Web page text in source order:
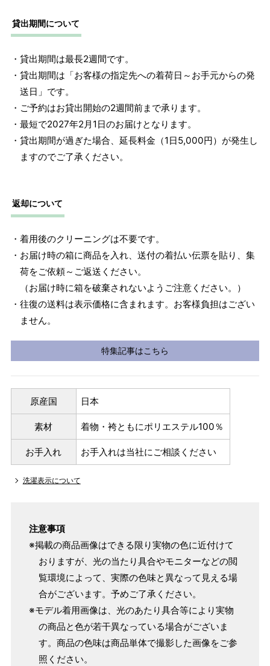
貸出期間について
・貸出期間は最長2週間です。
・貸出期間は「お客様の指定先への着荷日～お手元からの発
送日」です。
・ご予約はお貸出開始の2週間前まで承ります。
・最短で2027年2月1日のお届けとなります。
・貸出期間が過ぎた場合、延長料金（1日5,000円）が発生し
ますのでご了承ください。
返却について
・着用後のクリーニングは不要です。
・お届け時の箱に商品を入れ、送付の着払い伝票を貼り、集
荷をご依頼～ご返送ください。
（お届け時に箱を破棄されないようご注意ください。）
・往復の送料は表示価格に含まれます。お客様負担はござい
ません。
特集記事はこちら
原産国 日本
素材 着物・袴ともにポリエステル100％
お手入れ お手入れは当社にご相談ください
洗濯表示について
注意事項
※掲載の商品画像はできる限り実物の色に近付けて
おりますが、光の当たり具合やモニターなどの閲
覧環境によって、実際の色味と異なって見える場
合がございます。予めご了承ください。
※モデル着用画像は、光のあたり具合等により実物
の商品と色が若干異なっている場合がございま
す。商品の色味は商品単体で撮影した画像をご参
照ください。